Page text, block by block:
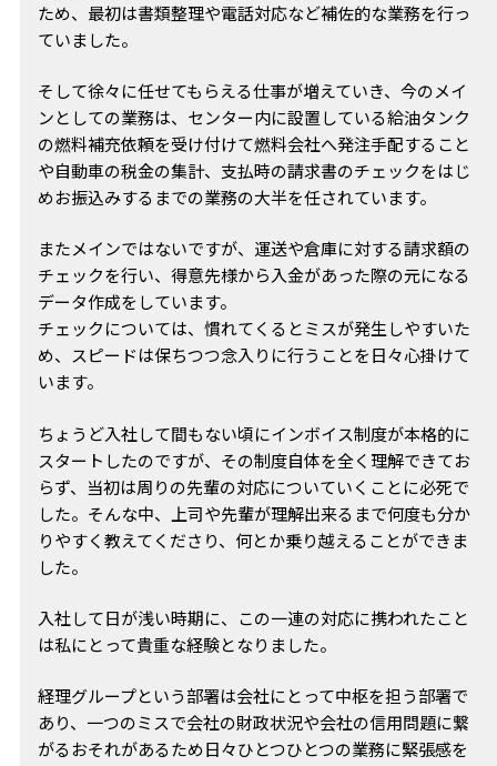
ため、最初は書類整理や電話対応など補佐的な業務を行っ
ていました。
そして徐々に任せてもらえる仕事が増えていき、今のメイ
ンとしての業務は、センター内に設置している給油タンク
の燃料補充依頼を受け付けて燃料会社へ発注手配すること
や自動車の税金の集計、支払時の請求書のチェックをはじ
めお振込みするまでの業務の大半を任されています。
またメインではないですが、運送や倉庫に対する請求額の
チェックを行い、得意先様から入金があった際の元になる
データ作成をしています。
チェックについては、慣れてくるとミスが発生しやすいた
め、スピードは保ちつつ念入りに行うことを日々心掛けて
います。
ちょうど入社して間もない頃にインボイス制度が本格的に
スタートしたのですが、その制度自体を全く理解できてお
らず、当初は周りの先輩の対応についていくことに必死で
した。そんな中、上司や先輩が理解出来るまで何度も分か
りやすく教えてくださり、何とか乗り越えることができま
した。
入社して日が浅い時期に、この一連の対応に携われたこと
は私にとって貴重な経験となりました。
経理グループという部署は会社にとって中枢を担う部署で
あり、一つのミスで会社の財政状況や会社の信用問題に繋
がるおそれがあるため日々ひとつひとつの業務に緊張感を